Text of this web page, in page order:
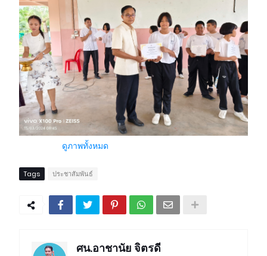
ดูภาพทั้งหมด
Tags ประชาสัมพันธ์
ศน.อาชานัย จิตรดี